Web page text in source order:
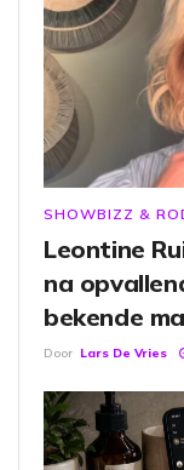
SHOWBIZZ &
Leontine
na
bekende
Door Lars De Vries